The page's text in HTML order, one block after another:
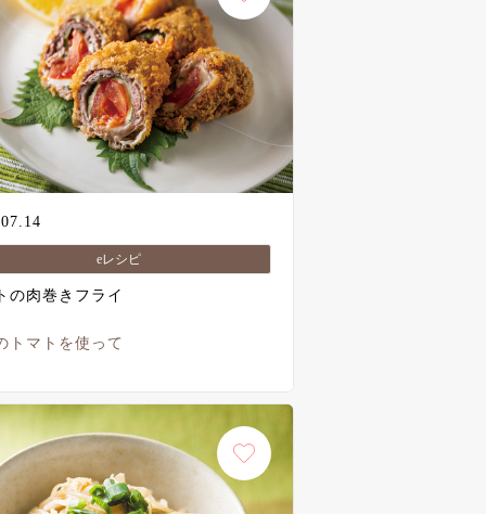
eレシピ
の肉巻きフライ
トマトを使って